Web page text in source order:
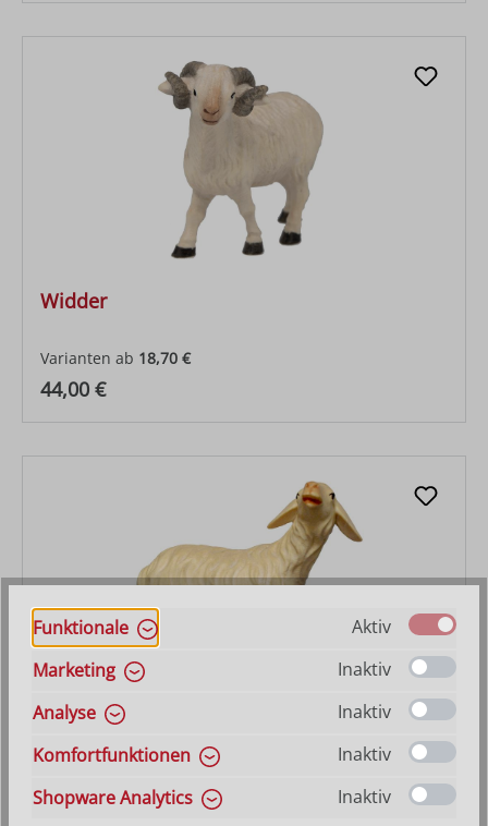
Widder
Varianten ab 18,70 €
Regulärer Preis:
44,00 €
Schaf blöckend
Regulärer Preis:
25,50 €
Funktionale
Aktiv
Marketing
Inaktiv
Analyse
Inaktiv
Komfortfunktionen
Inaktiv
Shopware Analytics
Inaktiv